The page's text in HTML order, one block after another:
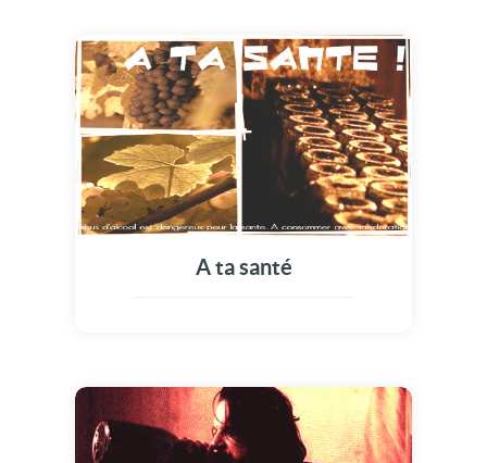
A ta santé